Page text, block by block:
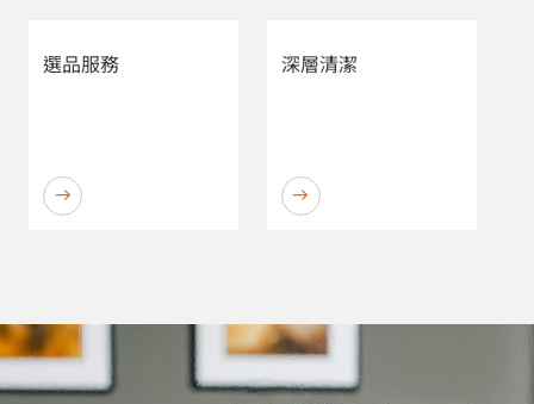
選品服務 深層清潔